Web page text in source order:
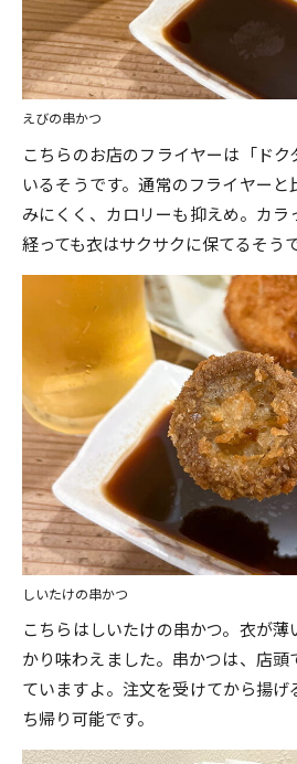
えびの串かつ
こちらのお店のフライヤーは「ド
いるそうです。通常のフライヤー
みにくく、カロリーも抑えめ。カ
経っても衣はサクサクに保てるそう
しいたけの串かつ
こちらはしいたけの串かつ。衣が薄
かり味わえました。串かつは、店頭
ていますよ。注文を受けてから揚
ち帰り可能です。